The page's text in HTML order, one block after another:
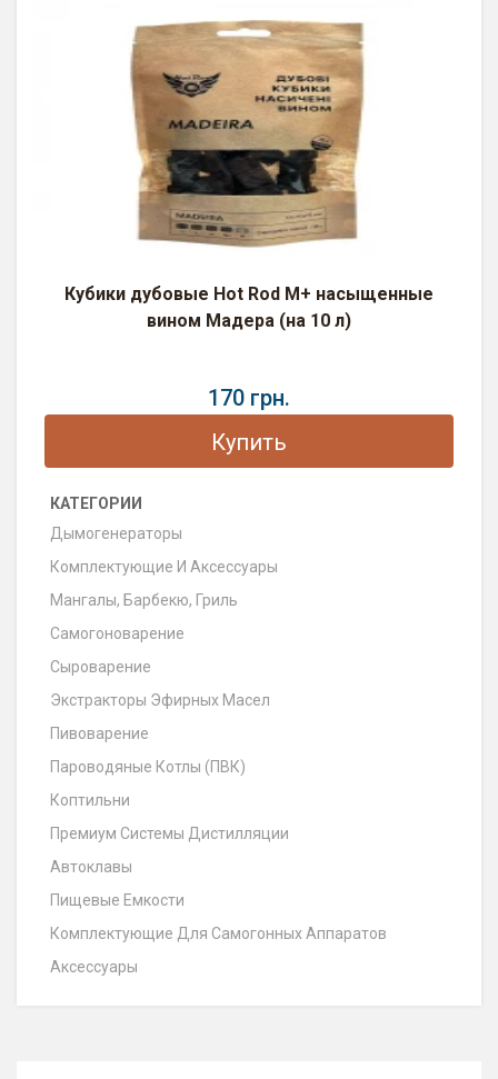
Кубики дубовые Hot Rod M+ насыщенные
вином Мадера (на 10 л)
170 грн.
Купить
КАТЕГОРИИ
Дымогенераторы
Комплектующие И Аксессуары
Мангалы, Барбекю, Гриль
Самогоноварение
Сыроварение
Экстракторы Эфирных Масел
Пивоварение
Пароводяные Котлы (ПВК)
Коптильни
Премиум Системы Дистилляции
Автоклавы
Пищевые Емкости
Комплектующие Для Самогонных Аппаратов
Аксессуары